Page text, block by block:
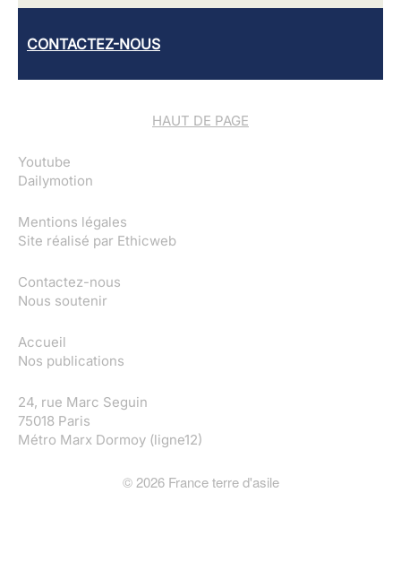
CONTACTEZ-NOUS
HAUT DE PAGE
Youtube
Dailymotion
Mentions légales
Site réalisé par Ethicweb
Contactez-nous
Nous soutenir
Accueil
Nos publications
24, rue Marc Seguin
75018 Paris
Métro Marx Dormoy (ligne12)
© 2026France terre d'asile